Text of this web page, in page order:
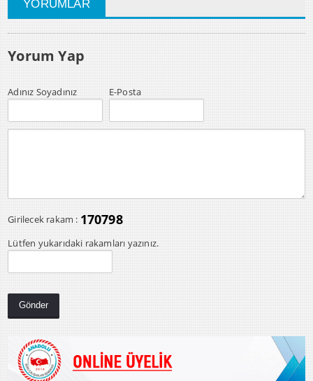
YORUMLAR
Yorum Yap
Adınız Soyadınız E-Posta
Girilecek rakam : 170798
Lütfen yukarıdaki rakamları yazınız.